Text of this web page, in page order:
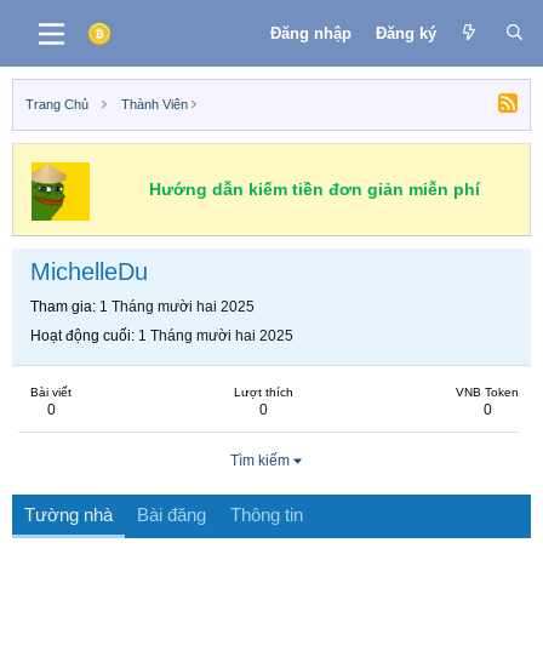
Đăng nhập Đăng ký
Trang Chủ Thành Viên
Hướng dẫn kiếm tiền đơn giản miễn phí
MichelleDu
Tham gia 1 Tháng mười hai 2025
Hoạt động cuối 1 Tháng mười hai 2025
Bài viết
0
Lượt thích
0
VNB Token
0
Tìm kiếm
Tường nhà Bài đăng Thông tin